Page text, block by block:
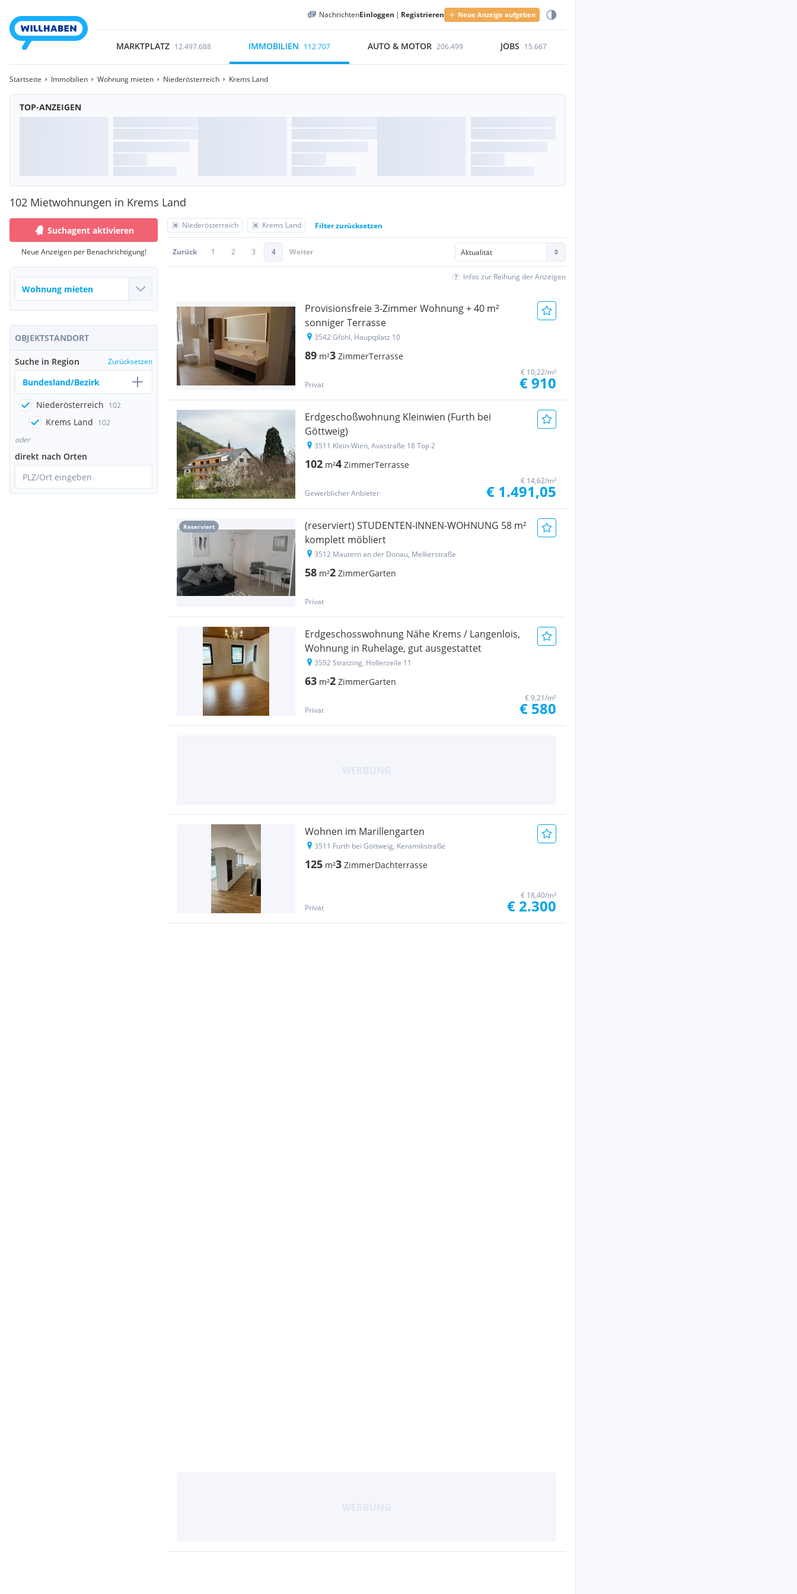
NachrichtenEinloggen | Registrieren Neue Anzeige aufgeben
MARKTPLATZ 12.497.688 IMMOBILIEN 112.707 AUTO & MOTOR 206.499 JOBS 15.667
Startseite Immobilien Wohnung mieten Niederösterreich Krems Land
TOP-ANZEIGEN
102 Mietwohnungen in Krems Land
Suchagent aktivieren
Neue Anzeigen per Benachrichtigung!
OBJEKTSTANDORT
Suche in Region Zurücksetzen
Bundesland/Bezirk
Niederösterreich 102
Krems Land 102
oder
direkt nach Orten
PLZ/Ort eingeben
Niederösterreich Krems Land Filter zurücksetzen
Zurück 1 2 3 4 Weiter
Infos zur Reihung der Anzeigen
Provisionsfreie 3-Zimmer Wohnung + 40 m²
sonniger Terrasse
3542 Gföhl, Hauptplatz 10
89 m²3 ZimmerTerrasse
Privat
€ 10,22/m²
€ 910
Erdgeschoßwohnung Kleinwien (Furth bei
Göttweig)
3511 Klein-Wien, Avastraße 18 Top 2
102 m²4 ZimmerTerrasse
Gewerblicher Anbieter
€ 14,62/m²
€ 1.491,05
Reserviert
(reserviert) STUDENTEN-INNEN-WOHNUNG 58 m²
komplett möbliert
3512 Mautern an der Donau, Melkerstraße
58 m²2 ZimmerGarten
Privat
Erdgeschosswohnung Nähe Krems / Langenlois,
Wohnung in Ruhelage, gut ausgestattet
3552 Stratzing, Hollerzeile 11
63 m²2 ZimmerGarten
Privat
€ 9,21/m²
€ 580
Wohnen im Marillengarten
3511 Furth bei Göttweig, Keramikstraße
125 m²3 ZimmerDachterrasse
Privat
€ 18,40/m²
€ 2.300